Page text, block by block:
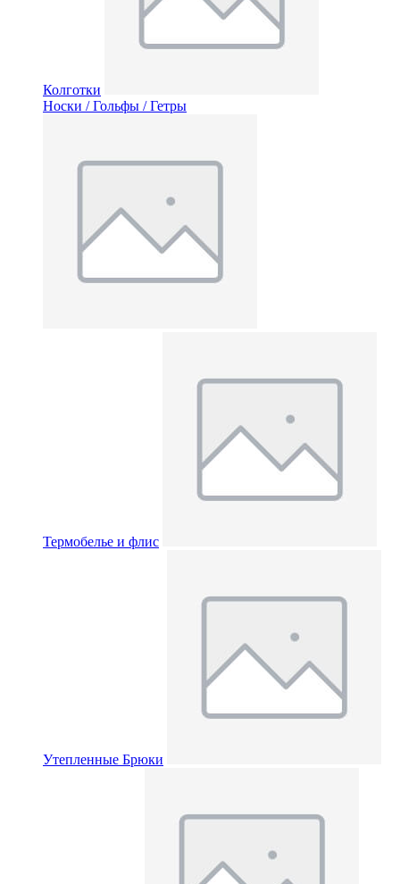
Колготки
Носки / Гольфы / Гетры
Термобелье и флис
Утепленные Брюки